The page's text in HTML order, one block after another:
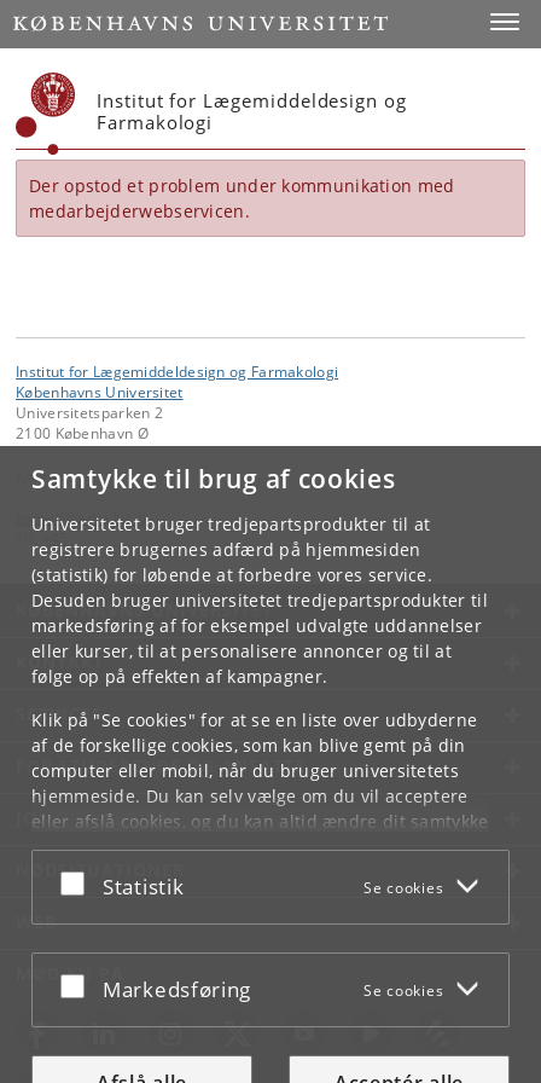
Samtykke til brug af cookies
Universitetet bruger tredjepartsprodukter til at
registrere brugernes adfærd på hjemmesiden
(statistik) for løbende at forbedre vores service.
Desuden bruger universitetet tredjepartsprodukter til
markedsføring af for eksempel udvalgte uddannelser
eller kurser, til at personalisere annoncer og til at
følge op på effekten af kampagner.
Klik på "Se cookies" for at se en liste over udbyderne
af de forskellige cookies, som kan blive gemt på din
computer eller mobil, når du bruger universitetets
hjemmeside. Du kan selv vælge om du vil acceptere
eller afslå cookies, og du kan altid ændre dit samtykke
underCookie- og privatlivspolitiksom du finder i
bunden af hver side.
Acceptér eller afslå
Statistik Se cookies
Acceptér eller afslå
Markedsføring Se cookies
Start
Institut for Lægemiddeldesign og
Farmakologi
Der opstod et problem under kommunikation med
medarbejderwebservicen.
Institut for Lægemiddeldesign og Farmakologi
Københavns Universitet
Universitetsparken 2
2100 København Ø
Kontakt:
kom-ilf@ adm.ku.dk
KØBENHAVNS UNIVERSITET
KONTAKT
SERVICES
FOR STUDERENDE OG ANSATTE
JOB OG KARRIERE
NØDSITUATIONER
WEB
MØD KU PÅ